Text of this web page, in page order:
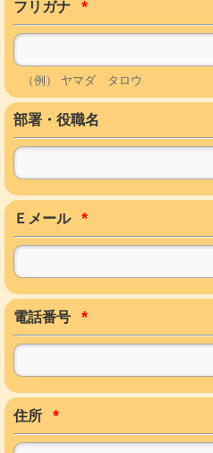
フリガナ *
（例） ヤマダ タロウ
部署・役職名
Ｅメール *
電話番号 *
住所 *